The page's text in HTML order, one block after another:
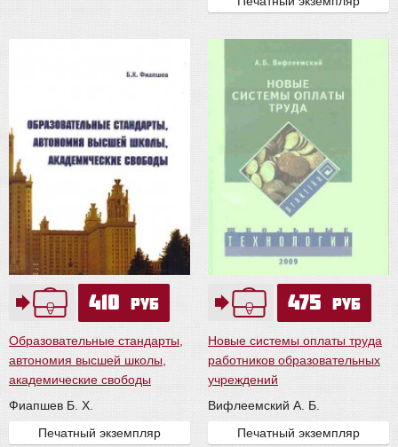
410 руб
Образовательные стандарты,
автономия высшей школы,
академические свободы
Фиапшев Б. Х.
Печатный экземпляр
475 руб
Новые системы оплаты труда
работников образовательных
учреждений
Вифлеемский А. Б.
Печатный экземпляр